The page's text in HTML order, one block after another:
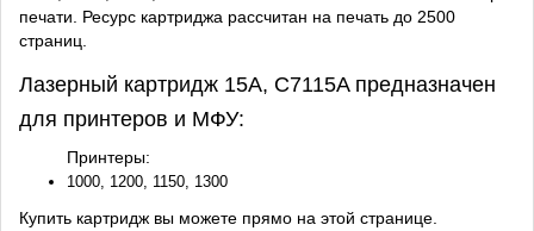
печати. Ресурс картриджа рассчитан на печать до 2500
страниц.
Лазерный картридж 15A, C7115A предназначен
для принтеров и МФУ:
Принтеры:
1000, 1200, 1150, 1300
Купить картридж вы можете прямо на этой странице.